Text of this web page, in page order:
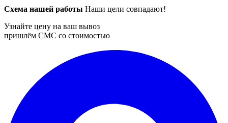
Схема нашей работы Наши цели совпадают!
Узнайте цену на ваш вывоз
пришлём СМС со стоимостью